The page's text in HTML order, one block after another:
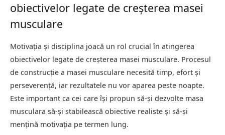
obiectivelor legate de creșterea masei
musculare
Motivația și disciplina joacă un rol crucial în atingerea
obiectivelor legate de creșterea masei musculare. Procesul
de construcție a masei musculare necesită timp, efort și
perseverență, iar rezultatele nu vor aparea peste noapte.
Este important ca cei care își propun să-și dezvolte masa
musculara să-și stabilească obiective realiste și să-și
mențină motivația pe termen lung.